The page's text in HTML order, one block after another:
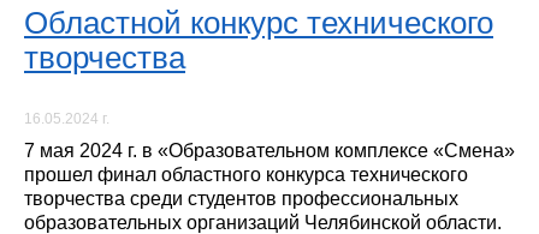
Областной конкурс технического
творчества
16.05.2024 г.
7 мая 2024 г. в «Образовательном комплексе «Смена»
прошел финал областного конкурса технического
творчества среди студентов профессиональных
образовательных организаций Челябинской области.